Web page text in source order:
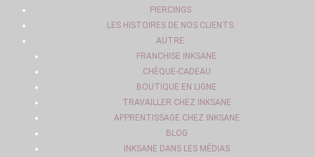
PIERCINGS
LES HISTOIRES DE NOS CLIENTS
AUTRE
FRANCHISE INKSANE
CHÈQUE-CADEAU
BOUTIQUE EN LIGNE
TRAVAILLER CHEZ INKSANE
APPRENTISSAGE CHEZ INKSANE
BLOG
INKSANE DANS LES MÉDIAS